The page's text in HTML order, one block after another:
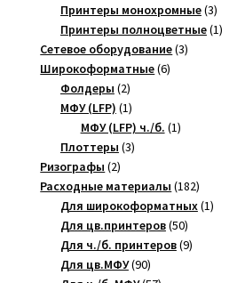
товара
Принтеры монохромные 33
товара
Принтеры полноцветные 11
Сетевое оборудование 33
Широкоформатные 66
Фолдеры 22
товара
МФУ (LFP) 11
товар
МФУ (LFP) ч./б. 11
Плоттеры 33
Ризографы 22
товара
Расходные материалы 182182
товара
Для широкоформатных 11
Для цв.принтеров 5050
товаров
Для ч./б. принтеров 99
Для цв.МФУ 9090